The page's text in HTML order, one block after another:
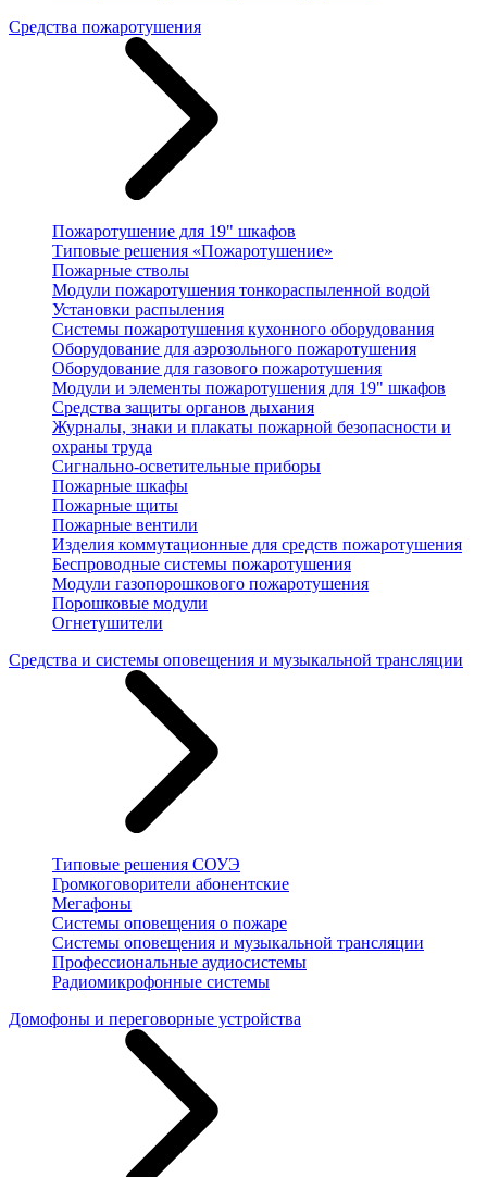
Средства пожаротушения
Пожаротушение для 19" шкафов
Типовые решения «Пожаротушение»
Пожарные стволы
Модули пожаротушения тонкораспыленной водой
Установки распыления
Системы пожаротушения кухонного оборудования
Оборудование для аэрозольного пожаротушения
Оборудование для газового пожаротушения
Модули и элементы пожаротушения для 19" шкафов
Средства защиты органов дыхания
Журналы, знаки и плакаты пожарной безопасности и
охраны труда
Сигнально-осветительные приборы
Пожарные шкафы
Пожарные щиты
Пожарные вентили
Изделия коммутационные для средств пожаротушения
Беспроводные системы пожаротушения
Модули газопорошкового пожаротушения
Порошковые модули
Огнетушители
Средства и системы оповещения и музыкальной трансляции
Типовые решения СОУЭ
Громкоговорители абонентские
Мегафоны
Системы оповещения о пожаре
Системы оповещения и музыкальной трансляции
Профессиональные аудиосистемы
Радиомикрофонные системы
Домофоны и переговорные устройства